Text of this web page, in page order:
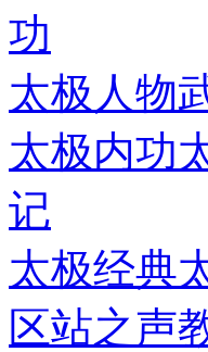
功
太极人物
太极内功
记
太极经典
区站之声